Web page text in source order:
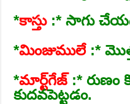
*కాస్తు:* సాగు
*మింజుములే:*
*మార్ట్‌గేజ్‌ :*
కుదవపెట్టడం.